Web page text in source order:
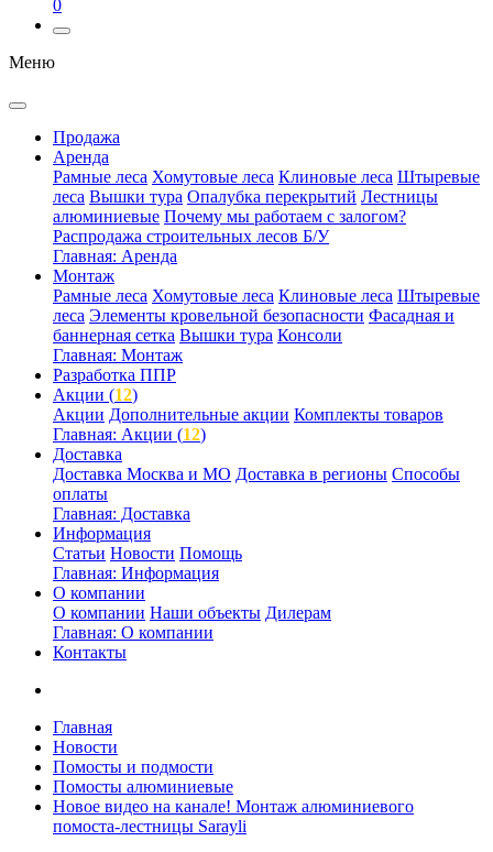
0
Меню
Продажа
Аренда
Рамные леса Хомутовые леса Клиновые леса Штыревые
леса Вышки тура Опалубка перекрытий Лестницы
алюминиевые Почему мы работаем с залогом?
Распродажа строительных лесов Б/У
Главная: Аренда
Монтаж
Рамные леса Хомутовые леса Клиновые леса Штыревые
леса Элементы кровельной безопасности Фасадная и
баннерная сетка Вышки тура Консоли
Главная: Монтаж
Разработка ППР
Акции (12)
Акции Дополнительные акции Комплекты товаров
Главная: Акции (12)
Доставка
Доставка Москва и МО Доставка в регионы Способы
оплаты
Главная: Доставка
Информация
Статьи Новости Помощь
Главная: Информация
О компании
О компании Наши объекты Дилерам
Главная: О компании
Контакты
Главная
Новости
Помосты и подмости
Помосты алюминиевые
Новое видео на канале! Монтаж алюминиевого
помоста-лестницы Sarayli